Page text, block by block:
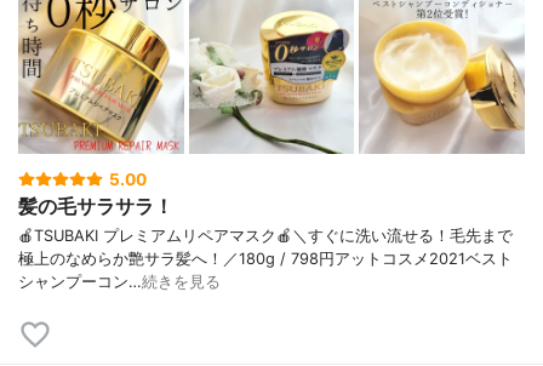
5.00
髪の毛サラサラ！
🍎TSUBAKI プレミアムリペアマスク🍎＼すぐに洗い流せる！毛先まで
極上のなめらか艶サラ髪へ！／180g / 798円アットコスメ2021ベスト
シャンプーコン…続きを見る